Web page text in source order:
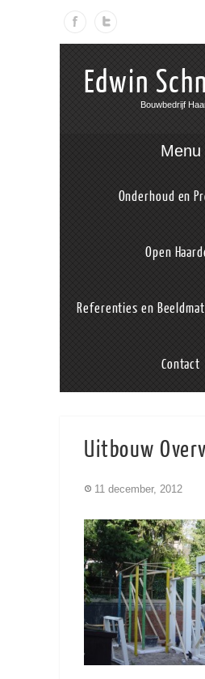
Edwin
Bouwbedrijf
Menu
Onderhoud en
Open
Referenties en
Contact
Uitbouw
11 december, 2012